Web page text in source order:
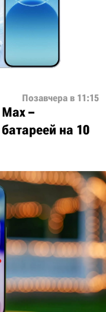
Позавчера в 11:15
–
на 10